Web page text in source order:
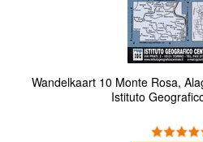
Wandelkaart 10 Monte Rosa,
Istituto